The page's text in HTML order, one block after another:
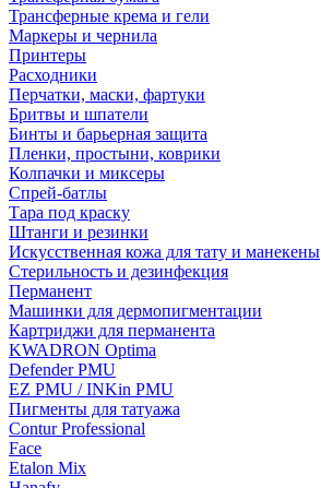
Трансферные крема и гели
Маркеры и чернила
Принтеры
Расходники
Перчатки, маски, фартуки
Бритвы и шпатели
Бинты и барьерная защита
Пленки, простыни, коврики
Колпачки и миксеры
Спрей-батлы
Тара под краску
Штанги и резинки
Искусственная кожа для тату и манекены
Стерильность и дезинфекция
Перманент
Машинки для дермопигментации
Картриджи для перманента
KWADRON Optima
Defender PMU
EZ PMU / INKin PMU
Пигменты для татуажа
Contur Professional
Face
Etalon Mix